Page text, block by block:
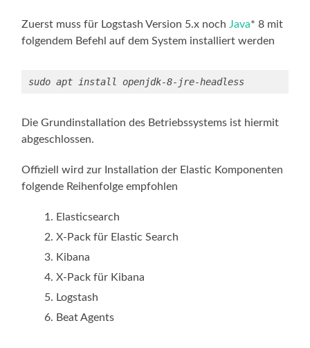
Zuerst muss für Logstash Version 5.x noch Java* 8 mit
folgendem Befehl auf dem System installiert werden
sudo apt install openjdk-8-jre-headless
Die Grundinstallation des Betriebssystems ist hiermit
abgeschlossen.
Offiziell wird zur Installation der Elastic Komponenten
folgende Reihenfolge empfohlen
Elasticsearch
X-Pack für Elastic Search
Kibana
X-Pack für Kibana
Logstash
Beat Agents